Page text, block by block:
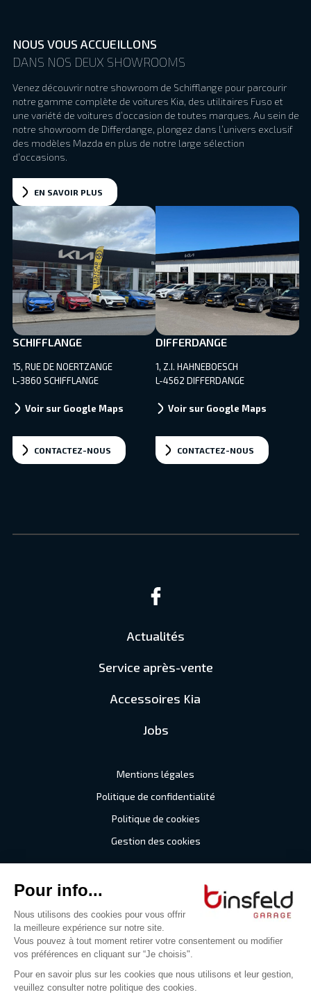
SCHIFFLANGE
15, RUE DE NOERTZANGE
L-3860 SCHIFFLANGE
Voir sur Google Maps
CONTACTEZ-NOUS
DIFFERDANGE
1, Z.I. HAHNEBOESCH
L-4562 DIFFERDANGE
Voir sur Google Maps
CONTACTEZ-NOUS
NOUS VOUS ACCUEILLONS
DANS NOS DEUX SHOWROOMS
Venez découvrir notre showroom de Schifflange pour parcourir
notre gamme complète de voitures Kia, des utilitaires Fuso et
une variété de voitures d’occasion de toutes marques. Au sein de
notre showroom de Differdange, plongez dans l’univers exclusif
des modèles Mazda en plus de notre large sélection
d’occasions.
EN SAVOIR PLUS
Actualités
Service après-vente
Accessoires Kia
Jobs
Mentions légales
Politique de confidentialité
Politique de cookies
Gestion des cookies
Digitalised by